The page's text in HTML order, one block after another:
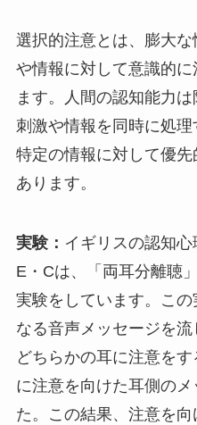
選択的注意とは、膨大
や情報に対して意識的
ます。人間の認知能力
刺激や情報を同時に処理
特定の情報に対して優
あります。
実験： イギリスの認知心
E・Cは、「両耳分離聴
実験をしています。こ
なる音声メッセージを
どちらかの耳に注意を
に注意を向けた耳側の
た。この結果、注意を